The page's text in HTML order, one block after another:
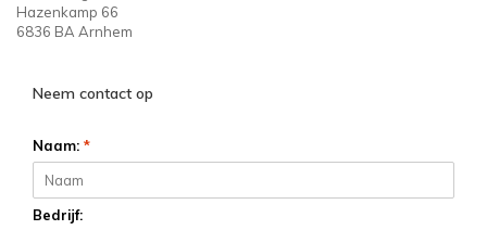
Hazenkamp 66
6836 BA Arnhem
Neem contact op
Naam: *
Bedrijf: